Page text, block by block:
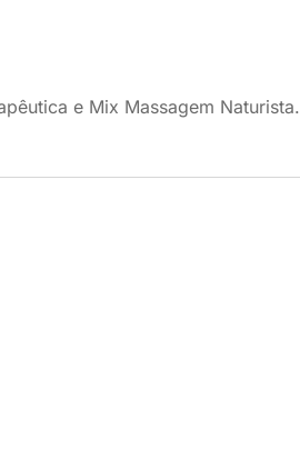
e Mix Massagem Naturista.